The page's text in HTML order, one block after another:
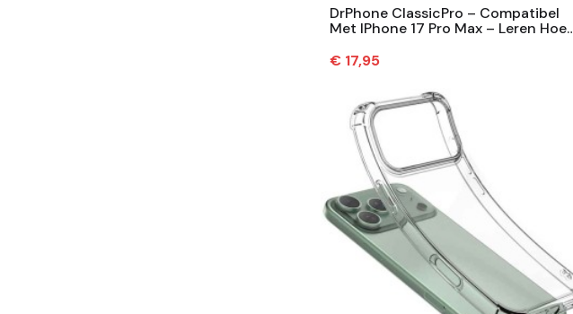
DrPhone ClassicPro – Compatibel
Met IPhone 17 Pro Max – Leren Hoes
Prijs
€ 17,95